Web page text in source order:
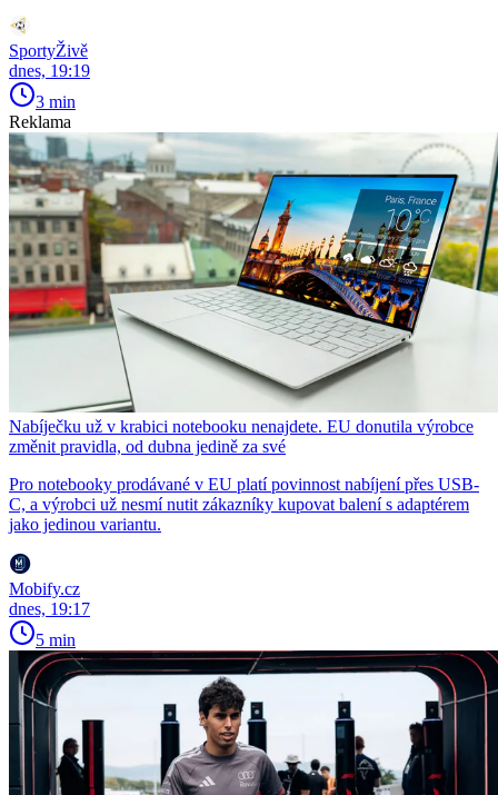
SportyŽivě
dnes, 19:19
3 min
Reklama
Nabíječku už v krabici notebooku nenajdete. EU donutila výrobce
změnit pravidla, od dubna jedině za své
Pro notebooky prodávané v EU platí povinnost nabíjení přes USB-
C, a výrobci už nesmí nutit zákazníky kupovat balení s adaptérem
jako jedinou variantu.
Mobify.cz
dnes, 19:17
5 min